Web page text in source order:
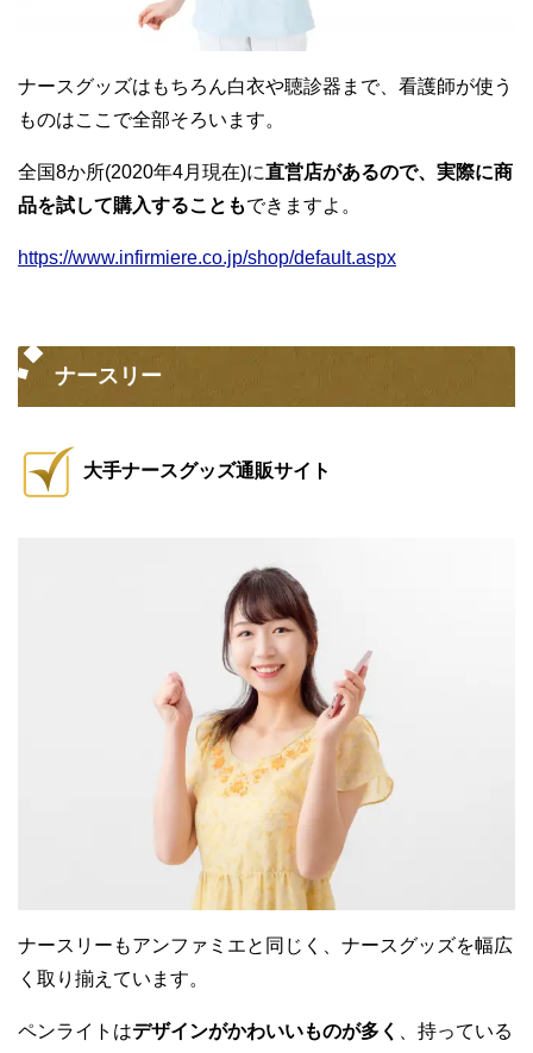
ナースグッズはもちろん白衣や聴診器まで、看護師が使う
ものはここで全部そろいます。
全国8か所(2020年4月現在)に直営店があるので、実際に商
品を試して購入することもできますよ。
https://www.infirmiere.co.jp/shop/default.aspx
ナースリー
大手ナースグッズ通販サイト
ナースリーもアンファミエと同じく、ナースグッズを幅広
く取り揃えています。
ペンライトはデザインがかわいいものが多く 、持っている